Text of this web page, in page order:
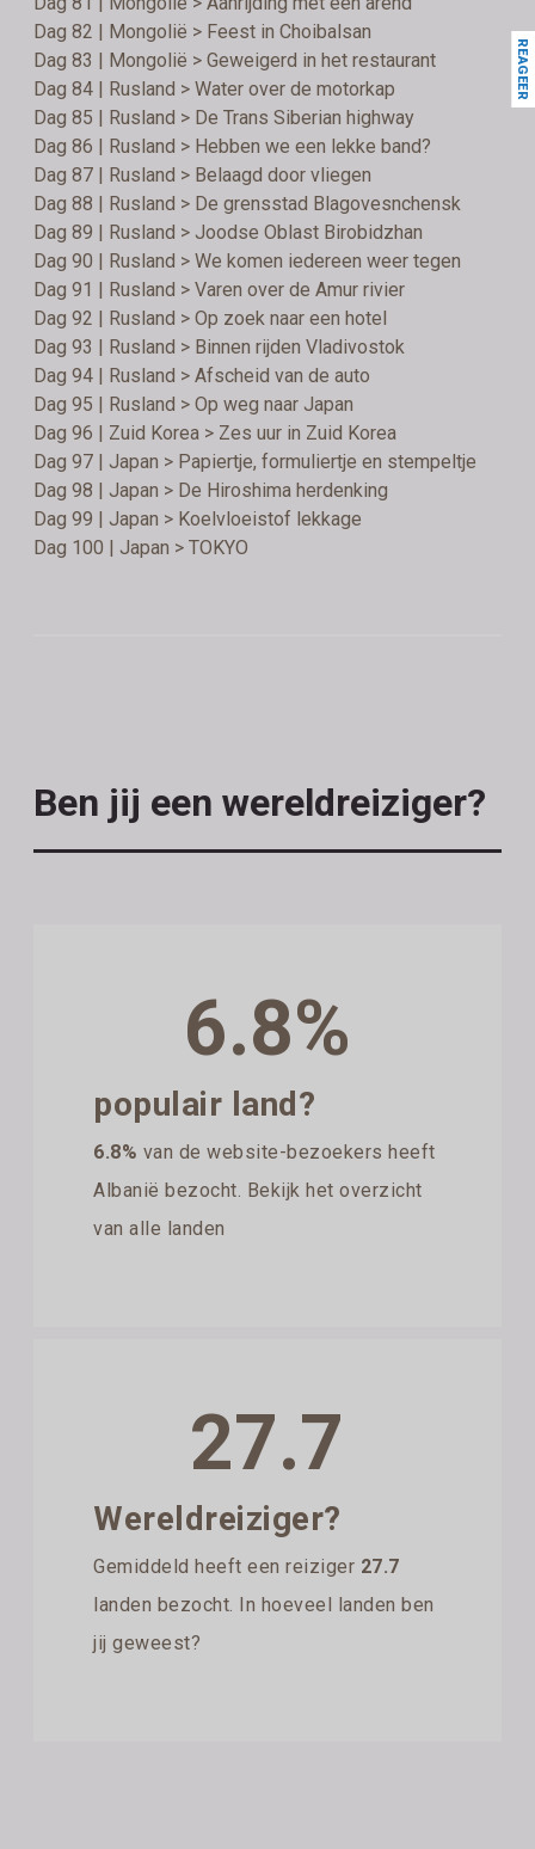
Dag 82 | Mongolië > Feest in Choibalsan
Dag 83 | Mongolië > Geweigerd in het restaurant
Dag 84 | Rusland > Water over de motorkap
Dag 85 | Rusland > De Trans Siberian highway
Dag 86 | Rusland > Hebben we een lekke band?
Dag 87 | Rusland > Belaagd door vliegen
Dag 88 | Rusland > De grensstad Blagovesnchensk
Dag 89 | Rusland > Joodse Oblast Birobidzhan
Dag 90 | Rusland > We komen iedereen weer tegen
Dag 91 | Rusland > Varen over de Amur rivier
Dag 92 | Rusland > Op zoek naar een hotel
Dag 93 | Rusland > Binnen rijden Vladivostok
Dag 94 | Rusland > Afscheid van de auto
Dag 95 | Rusland > Op weg naar Japan
Dag 96 | Zuid Korea > Zes uur in Zuid Korea
Dag 97 | Japan > Papiertje, formuliertje en stempeltje
Dag 98 | Japan > De Hiroshima herdenking
Dag 99 | Japan > Koelvloeistof lekkage
Dag 100 | Japan > TOKYO
Ben jij een wereldreiziger?
6.8%
populair land?
6.8% van de website-bezoekers heeft
Albanië bezocht. Bekijk het overzicht
van alle landen
27.7
Wereldreiziger?
Gemiddeld heeft een reiziger 27.7
landen bezocht. In hoeveel landen ben
jij geweest?
REAGEER